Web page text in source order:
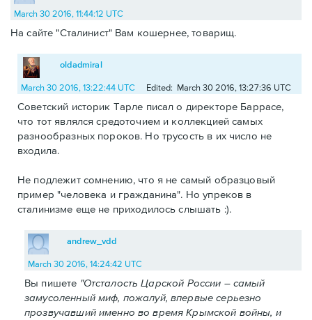
March 30 2016, 11:44:12 UTC
На сайте "Сталинист" Вам кошернее, товарищ.
oldadmiral
March 30 2016, 13:22:44 UTC Edited: March 30 2016, 13:27:36 UTC
Советский историк Тарле писал о директоре Баррасе,
что тот являлся средоточием и коллекцией самых
разнообразных пороков. Но трусость в их число не
входила.
Не подлежит сомнению, что я не самый образцовый
пример "человека и гражданина". Но упреков в
сталинизме еще не приходилось слышать :).
andrew_vdd
March 30 2016, 14:24:42 UTC
Вы пишете "Отсталость Царской России – самый
замусоленный миф, пожалуй, впервые серьезно
прозвучавший именно во время Крымской войны, и